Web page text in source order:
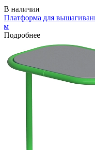
В наличии
Платформа для
м
Подробнее